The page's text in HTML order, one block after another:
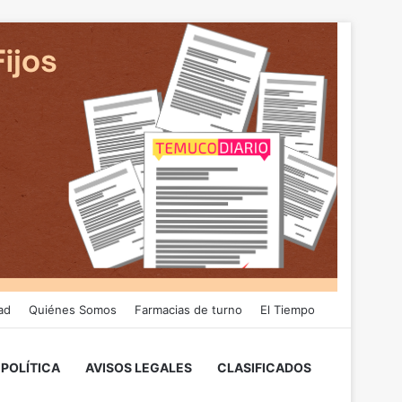
Quiénes Somos Farmacias de turno El Tiempo
POLÍTICA AVISOS LEGALES CLASIFICADOS